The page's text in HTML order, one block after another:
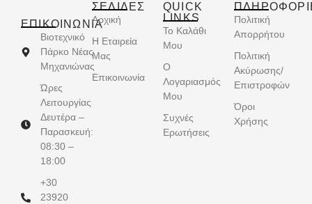
ΕΠΙΚΟΙΝΩΝΊΑ
Βιοτεχνικό
Πάρκο Νέας
Μηχανιώνας
Ώρες
Λειτουργίας
Δευτέρα –
Παρασκευή:
08:30 –
18:00
+30
23920
ΣΕΛΙΔΕΣ
Αρχική
Η Εταιρεία
Μας
Επικοινωνία
QUICK
LINKS
Το Καλάθι
Μου
Ο
Λογαριασμός
Μου
Συχνές
Ερωτήσεις
Πολιτική
Απορρήτου
Πολιτική
Ακύρωσης/
Επιστροφών
Όροι
Χρήσης